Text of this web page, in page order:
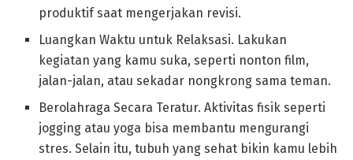
produktif saat mengerjakan revisi.
Luangkan Waktu untuk Relaksasi. Lakukan
kegiatan yang kamu suka, seperti nonton film,
jalan-jalan, atau sekadar nongkrong sama teman.
Berolahraga Secara Teratur. Aktivitas fisik seperti
jogging atau yoga bisa membantu mengurangi
stres. Selain itu, tubuh yang sehat bikin kamu lebih